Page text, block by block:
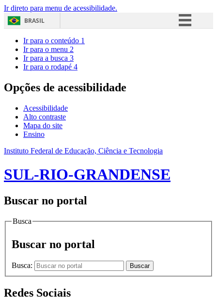
Ir direto para menu de acessibilidade.
BRASIL
Acesso à informação
Ir para o conteúdo 1
Ir para o menu 2
Ir para a busca 3
Ir para o rodapé 4
Opções de acessibilidade
Acessibilidade
Alto contraste
Mapa do site
Ensino
Instituto Federal de Educação, Ciência e Tecnologia
SUL-RIO-GRANDENSE
Buscar no portal
Busca
Buscar no portal
Busca: Buscar
Redes Sociais